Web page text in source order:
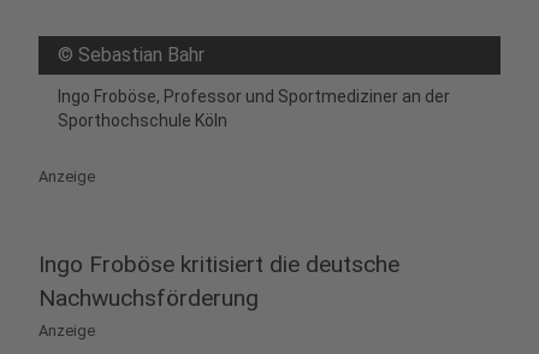
© Sebastian Bahr
Ingo Froböse, Professor und Sportmediziner an der
Sporthochschule Köln
Anzeige
Ingo Froböse kritisiert die deutsche
Nachwuchsförderung
Anzeige